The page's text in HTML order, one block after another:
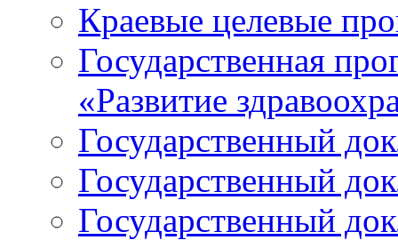
Краевые целевые
Государственная
«Развитие
Государственный
Государственный
Государственный